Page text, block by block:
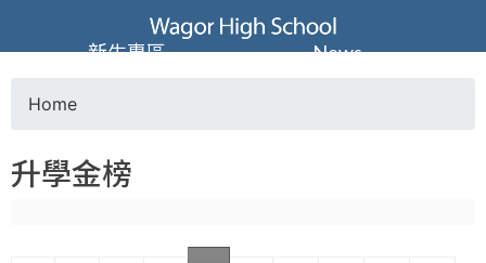
Jump to navigation
葳
格
高
o
Home
升學金榜
新生專區 News